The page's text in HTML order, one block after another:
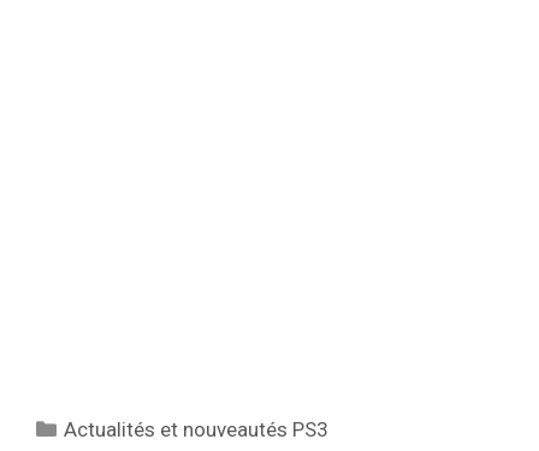
Catégories
Actualités et nouveautés PS3